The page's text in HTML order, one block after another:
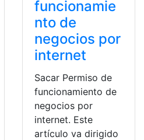
funcionamie
nto de
negocios por
internet
Sacar Permiso de
funcionamiento de
negocios por
internet. Este
artículo va dirigido